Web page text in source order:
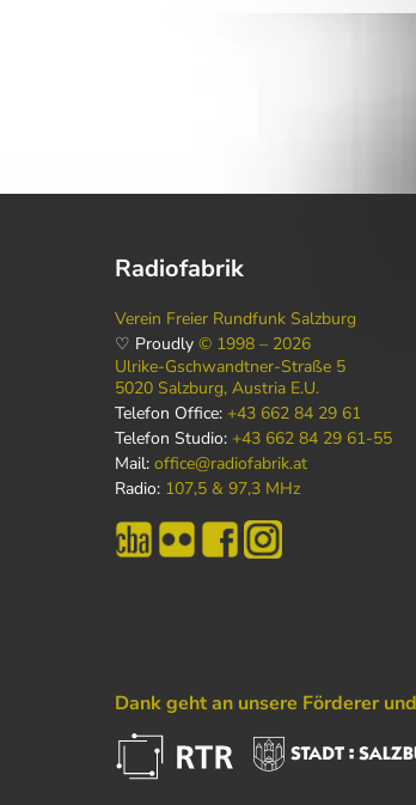
Radiofabrik
Verein Freier Rundfunk Salzburg
♡ Proudly © 1998 – 2026
Ulrike-Gschwandtner-Straße 5
5020 Salzburg, Austria E.U.
Telefon Office: +43 662 84 29 61
Telefon Studio: +43 662 84 29 61-55
Mail: office@radiofabrik.at
Radio: 107,5 & 97,3 MHz
Dank geht an unsere Förderer